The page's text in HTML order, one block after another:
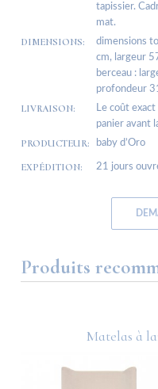
tapissier.
mat.
DIMENSIONS:
dimensions
cm, largeur
berceau :
profondeur
LIVRAISON:
Le coût
panier avant
PRODUCTEUR: baby d’Oro
EXPÉDITION: 21 jours
Produits
Matelas à